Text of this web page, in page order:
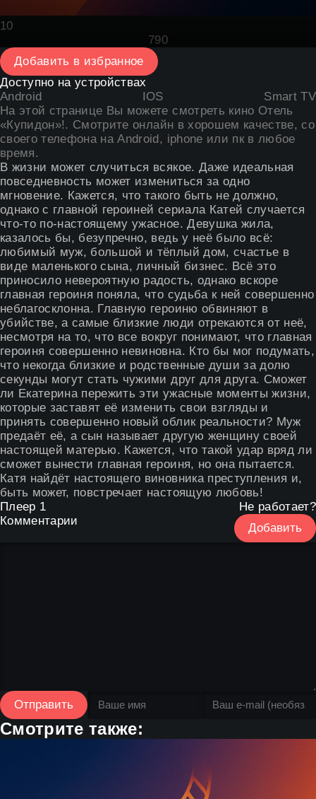
10
790
Добавить в избранное
Доступно на устройствах
Android
IOS
Smart TV
На этой странице Вы можетесмотреть кино Отель
«Купидон»!. Смотрите онлайн в хорошем качестве, со
своего телефона на Android, iphone или пк в любое
время.
В жизни может случиться всякое. Даже идеальная
повседневность может измениться за одно
мгновение. Кажется, что такого быть не должно,
однако с главной героиней сериала Катей случается
что-то по-настоящему ужасное. Девушка жила,
казалось бы, безупречно, ведь у неё было всё:
любимый муж, большой и тёплый дом, счастье в
виде маленького сына, личный бизнес. Всё это
приносило невероятную радость, однако вскоре
главная героиня поняла, что судьба к ней совершенно
неблагосклонна. Главную героиню обвиняют в
убийстве, а самые близкие люди отрекаются от неё,
несмотря на то, что все вокруг понимают, что главная
героиня совершенно невиновна. Кто бы мог подумать,
что некогда близкие и родственные души за долю
секунды могут стать чужими друг для друга. Сможет
ли Екатерина пережить эти ужасные моменты жизни,
которые заставят её изменить свои взгляды и
принять совершенно новый облик реальности? Муж
предаёт её, а сын называет другую женщину своей
настоящей матерью. Кажется, что такой удар вряд ли
сможет вынести главная героиня, но она пытается.
Катя найдёт настоящего виновника преступления и,
быть может, повстречает настоящую любовь!
Плеер 1
Не работает?
Комментарии
Добавить
Отправить
Смотрите также: